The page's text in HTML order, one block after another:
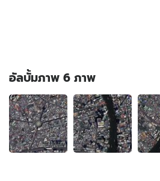
อัลบั้มภาพ 6 ภาพ
อัลบั้ม
ภาพ
6
ภาพ
ของ